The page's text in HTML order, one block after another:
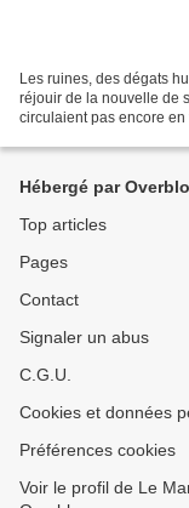
Les ruines, des dégats
réjouir de la nouvelle de
circulaient pas encore en
Hébergé par
Top articles
Pages
Contact
Signaler un abus
C.G.U.
Cookies et données
Préférences cookies
Voir le profil de Le